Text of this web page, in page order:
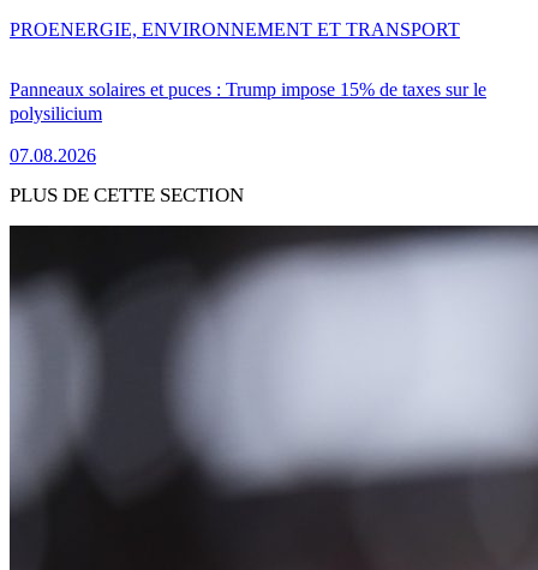
Panneaux solaires et puces : Trump impose 15% de taxes sur le
polysilicium
07.08.2026
PROENERGIE, ENVIRONNEMENT ET TRANSPORT
PLUS DE CETTE SECTION